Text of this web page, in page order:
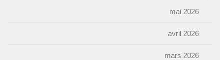
mai 2026
avril 2026
mars 2026